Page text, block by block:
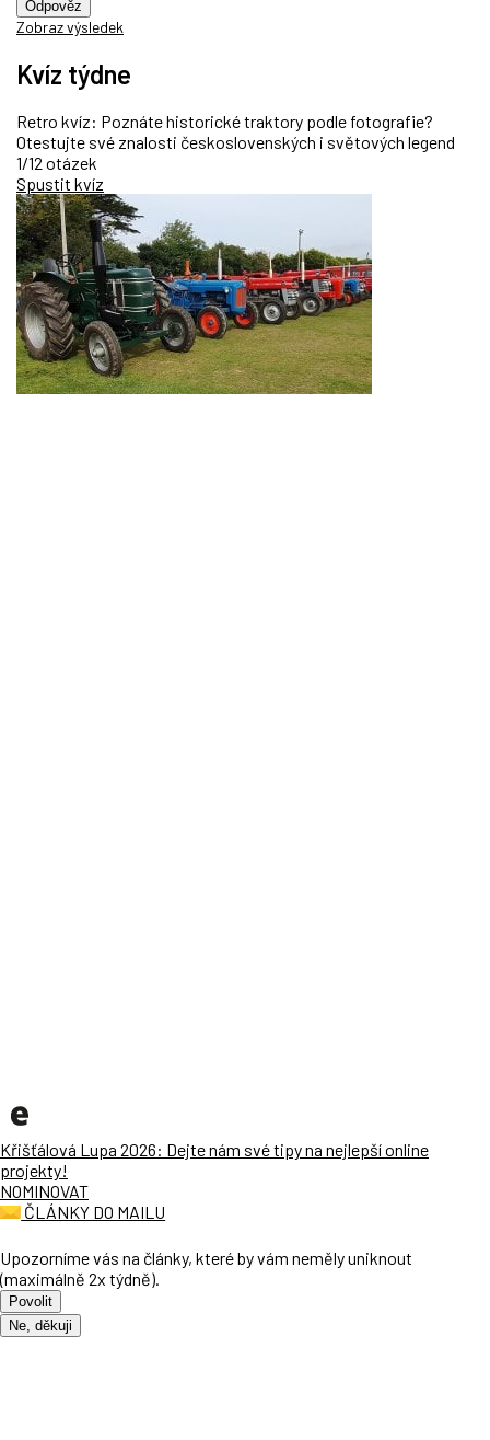
Odpověz
Zobraz výsledek
Kvíz týdne
Retro kvíz: Poznáte historické traktory podle fotografie?
Otestujte své znalosti československých i světových legend
1/12 otázek
Spustit kvíz
Křišťálová Lupa 2026: Dejte nám své tipy na nejlepší online
projekty!
NOMINOVAT
ČLÁNKY DO MAILU
Upozorníme vás na články, které by vám neměly uniknout
(maximálně 2x týdně).
Povolit
Ne, děkuji